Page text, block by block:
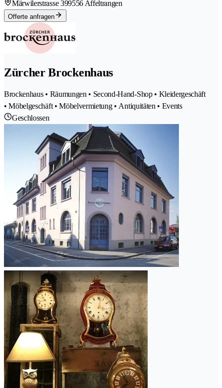
Märwilerstrasse 399556 Affeltrangen
Offerte anfragen
Zürcher Brockenhaus
Brockenhaus • Räumungen • Second-Hand-Shop • Kleidergeschäft
• Möbelgeschäft • Möbelvermietung • Antiquitäten • Events
Geschlossen